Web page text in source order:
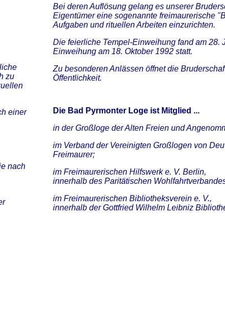
zu
einer
nach
Bei deren Auflösung gelang es unserer
Eigentümer eine sogenannte freimaurerische
Aufgaben und rituellen Arbeiten einzurichten.
Die feierliche Tempel-Einweihung fand am 28.
Einweihung am 18. Oktober 1992 statt.
Zu besonderen Anlässen öffnet die
Öffentlichkeit.
Die Bad Pyrmonter Loge ist Mitglied ...
in der Großloge der Alten Freien und
im Verband der Vereinigten Großlogen von
Freimaurer;
im Freimaurerischen Hilfswerk e. V. Berlin,
innerhalb des Paritätischen
im Freimaurerischen Bibliotheksverein e. V.,
innerhalb der Gottfried Wilhelm Leibniz